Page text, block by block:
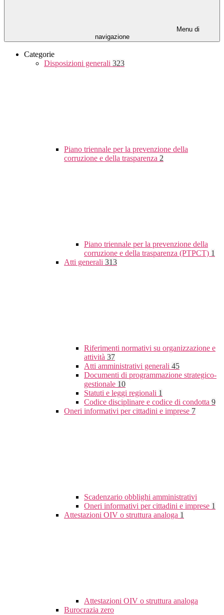
Menu di
navigazione
Categorie
Disposizioni generali 323
Piano triennale per la prevenzione della
corruzione e della trasparenza 2
Piano triennale per la prevenzione della
corruzione e della trasparenza (PTPCT) 1
Atti generali 313
Riferimenti normativi su organizzazione e
attività 37
Atti amministrativi generali 45
Documenti di programmazione strategico-
gestionale 10
Statuti e leggi regionali 1
Codice disciplinare e codice di condotta 9
Oneri informativi per cittadini e imprese 7
Scadenzario obblighi amministrativi
Oneri informativi per cittadini e imprese 1
Attestazioni OIV o struttura analoga 1
Attestazioni OIV o struttura analoga
Burocrazia zero